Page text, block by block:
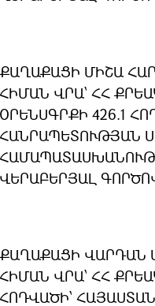
ՔԱՂԱՔԱՑԻ ՄԻՇԱ
ՀԻՄԱՆ ՎՐԱ՝ ՀՀ
ՕՐԵՆՍԳՐՔԻ 426.1
ՀԱՆՐԱՊԵՏՈՒԹՅԱՆ
ՎԵՐԱԲԵՐՅԱԼ
ՔԱՂԱՔԱՑԻ ՎԱՐԴԱՆ
ՀԻՄԱՆ ՎՐԱ՝ ՀՀ
ՀՈԴՎԱԾԻ՝